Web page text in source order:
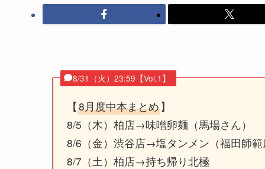
8/31（火）23:59【Vol.1】
【8月度中本まとめ】
8/5（木）柏店→味噌卵麺（馬場さん）
8/6（金）渋谷店→塩タンメン（福田師
8/7（土）柏店→持ち帰り北極